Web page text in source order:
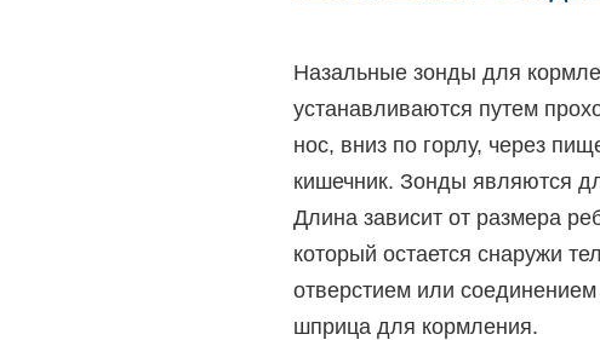
Назальные зонды для
устанавливаются путем
нос, вниз по горлу, через
кишечник. Зонды являются
Длина зависит от размера
который остается снаружи
отверстием или
шприца для кормления.